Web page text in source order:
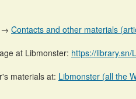
→ Contacts and other materials
at Libmonster: https://library.sn/
materials at: Libmonster (all the